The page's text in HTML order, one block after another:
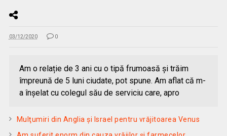
03/12/2020 0
Am o relație de 3 ani cu o tipă frumoasă și trăim
împreună de 5 luni ciudate, pot spune. Am aflat că m-
a înșelat cu colegul său de serviciu care, apro
Mulţumiri din Anglia și Israel pentru vrăjitoarea Venus